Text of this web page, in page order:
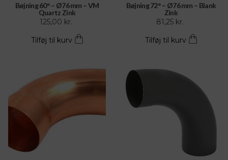
Bøjning 60° – Ø76 mm – VM
Quartz Zink
125,00 kr.
Tilføj til kurv
Bøjning 72° – Ø76 mm – Blank
Zink
81,25 kr.
Tilføj til kurv